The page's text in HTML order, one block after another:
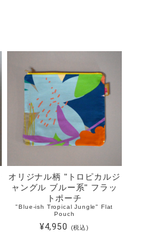
オリジナル柄 "トロピカルジ
ャングル ブルー系" フラッ
トポーチ
"Blue-ish Tropical Jungle" Flat
Pouch
¥4,950 (税込)